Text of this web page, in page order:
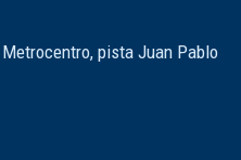
pista Juan Pablo